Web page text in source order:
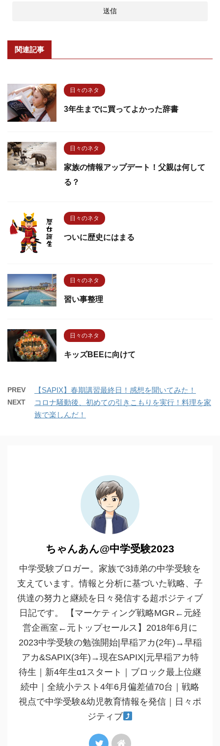
関連記事
日々のネタ
3年生までに買ってよかった辞書
日々のネタ
家族の情報アップデート！父親は何して
る？
日々のネタ
ついに歴史にはまる
日々のネタ
習い事整理
日々のネタ
キッズBEEに向けて
PREV 【SAPIX】春期講習最終日！感想を聞いてみた！
NEXT
コロナ騒動後、初めての引きこもりを実行！料理を家
族で楽しんだ！
ちゃんあん@中学受験2023
中学受験ブロガー。家族で3姉弟の中学受験を
支えています。情報と分析に基づいた戦略、子
供達の努力と継続を日々発信する超ポジティブ
日記です。 【マーケティング戦略MGR←元経
営企画室←元トップセールス】2018年6月に
2023中学受験の勉強開始|早稲アカ(2年)→早稲
アカ&SAPIX(3年)→現在SAPIX|元早稲アカ特
待生｜新4年生α1スタート｜ブロック最上位継
続中｜全統小テスト4年6月偏差値70台｜戦略
視点で中学受験&幼児教育情報を発信｜日々ポ
ジティブ